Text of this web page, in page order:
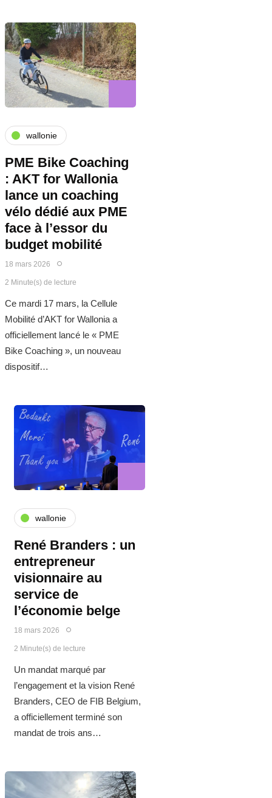
wallonie
PME Bike Coaching
: AKT for Wallonia
lance un coaching
vélo dédié aux PME
face à l’essor du
budget mobilité
18 mars 2026
2 Minute(s) de lecture
Ce mardi 17 mars, la Cellule
Mobilité d’AKT for Wallonia a
officiellement lancé le « PME
Bike Coaching », un nouveau
dispositif…
wallonie
René Branders : un
entrepreneur
visionnaire au
service de
l’économie belge
18 mars 2026
2 Minute(s) de lecture
Un mandat marqué par
l’engagement et la vision René
Branders, CEO de FIB Belgium,
a officiellement terminé son
mandat de trois ans…